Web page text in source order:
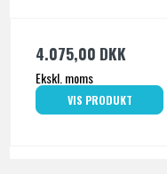
4.075,00 DKK
Ekskl. moms
VIS PRODUKT